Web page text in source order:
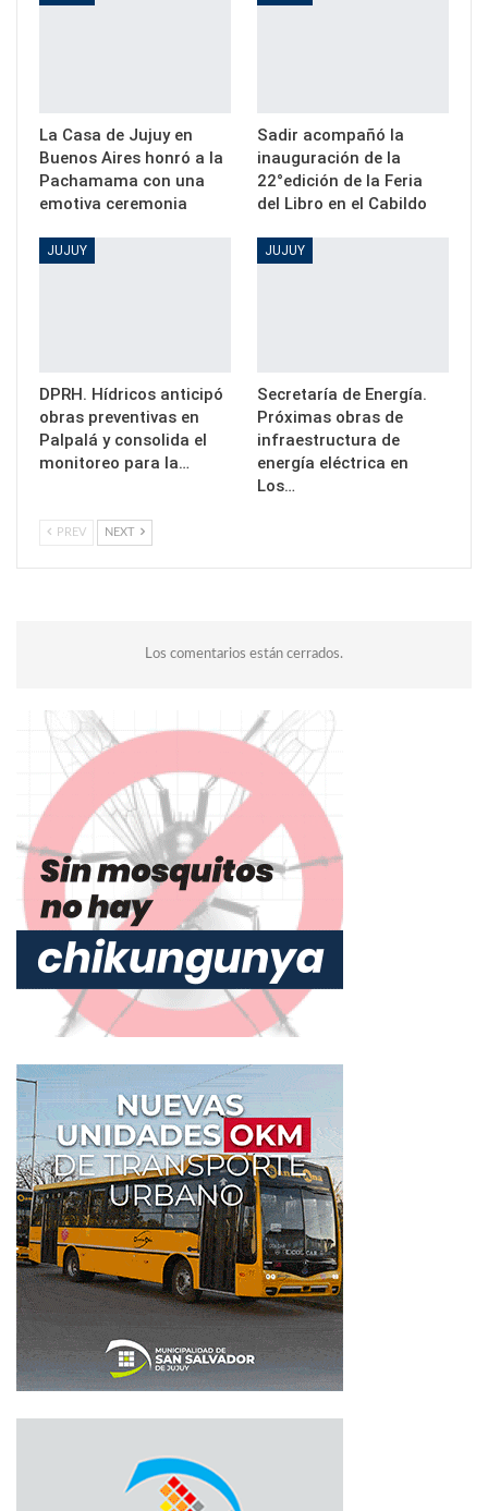
La Casa de Jujuy en
Buenos Aires honró a la
Pachamama con una
emotiva ceremonia
Sadir acompañó la
inauguración de la
22°edición de la Feria
del Libro en el Cabildo
JUJUY
DPRH. Hídricos anticipó
obras preventivas en
Palpalá y consolida el
monitoreo para la…
JUJUY
Secretaría de Energía.
Próximas obras de
infraestructura de
energía eléctrica en
Los…
PREV NEXT
Los comentarios están cerrados.